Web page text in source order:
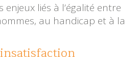
liés à l’égalité entre
au handicap et à la